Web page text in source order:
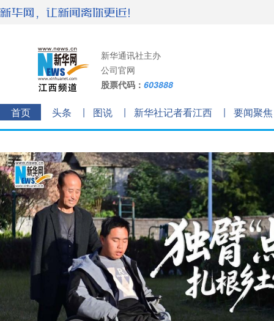
新华通讯社主办
公司官网
股票代码： 603888
首页 头条 图说 新华社记者看江西 要闻聚焦